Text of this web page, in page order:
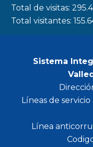
Total de visitas:
Total visitantes:
Sistema
Líneas de
Línea